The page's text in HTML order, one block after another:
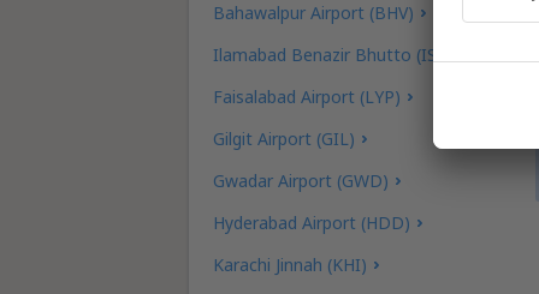
Bahawalpur Airport (BHV)
Ilamabad Benazir Bhutto (ISB)
Faisalabad Airport (LYP)
Gilgit Airport (GIL)
Gwadar Airport (GWD)
Hyderabad Airport (HDD)
Karachi Jinnah (KHI)